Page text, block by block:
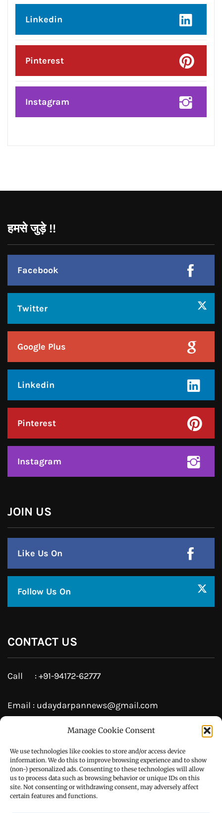
Manage Cookie Consent
We use technologies like cookies to store and/or access device
information. We do this to improve browsing experience and to show
(non-) personalized ads. Consenting to these technologies will allow
us to process data such as browsing behavior or unique IDs on this
site. Not consenting or withdrawing consent, may adversely affect
certain features and functions.
CONNECT WITH US:
Facebook
Pinterest
Instagram
हमसे जुड़े !!
Facebook
Google Plus
Linkedin
JOIN US
Follow Us On